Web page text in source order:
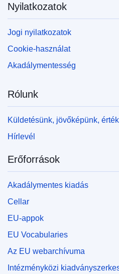
Nyilatkozatok
Jogi nyilatkozatok
Cookie-használat
Akadálymentesség
Rólunk
Küldetésünk, jövőképünk,
Hírlevél
Erőforrások
Akadálymentes kiadás
Cellar
EU-appok
EU Vocabularies
Az EU webarchívuma
Intézményközi